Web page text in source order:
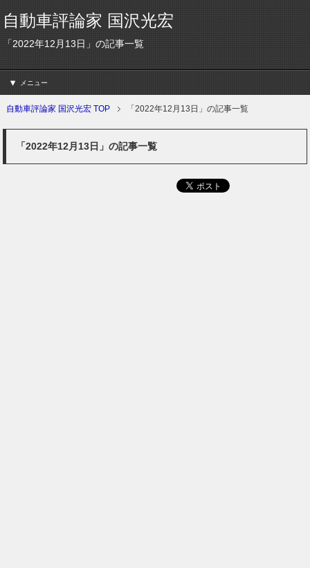
自動車評論家 国沢光宏
「2022年12月13日」の記事一覧
メニュー
自動車評論家 国沢光宏 TOP 「2022年12月13日」の記事一覧
「2022年12月13日」の記事一覧